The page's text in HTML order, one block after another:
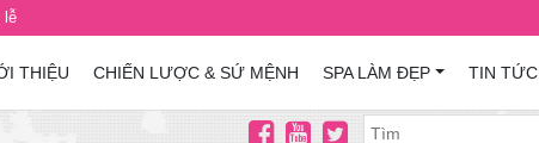
lễ
THIỆU CHIẾN LƯỢC & SỨ MỆNH SPA LÀM ĐẸP TIN TỨC